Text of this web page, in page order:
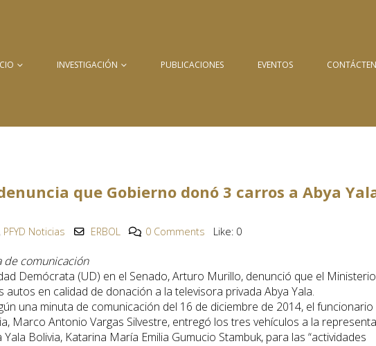
INVESTIGACIÓN PUBLICACIONES EVENTOS
denuncia que Gobierno donó 3 carros a Abya
PFYD Noticias ERBOL 0 Comments Like: 0
de comunicación
Demócrata (UD) en el Senado, Arturo Murillo, denunció que el
autos en calidad de donación a la televisora privada Abya Yala.
una minuta de comunicación del 16 de diciembre de 2014, el funcionario
Marco Antonio Vargas Silvestre, entregó los tres vehículos a la
Bolivia, Katarina María Emilia Gumucio Stambuk, para las “actividades